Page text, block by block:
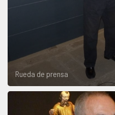
Rueda de prensa